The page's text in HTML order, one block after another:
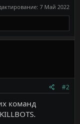
7 Май 2022
#2
команд